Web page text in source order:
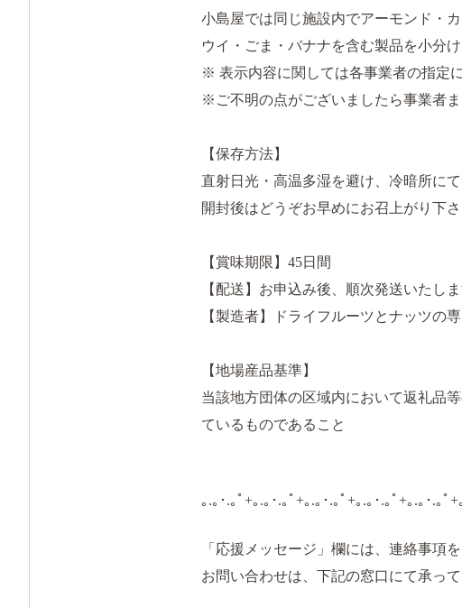
小島屋では同じ施設内でアーモンド・
ウイ・ごま・バナナを含む製品を小分け
※ 表示内容に関しては各事業者の指定
※ご不明の点がございましたら事業者ま
【保存方法】
直射日光・高温多湿を避け、冷暗所にて
開封後はどうぞお早めにお召上がり下さ
【賞味期限】45日間
【配送】お申込み後、順次発送いたし
【製造者】ドライフルーツとナッツの
【地場産品基準】
当該地方団体の区域内において返礼品
ているものであること
｡.｡･.｡ﾟ+｡.｡･.｡ﾟ+｡.｡･.｡ﾟ+｡.｡･.｡ﾟ+｡.｡･.｡ﾟ
「応援メッセージ」欄には、連絡事項
お問い合わせは、下記の窓口にて承って